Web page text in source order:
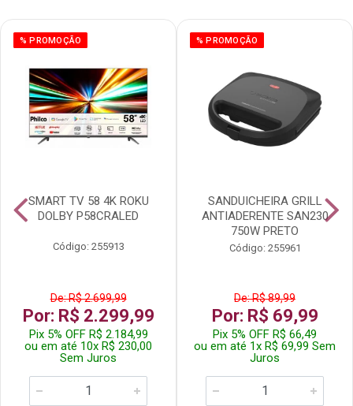
% PROMOÇÃO
SMART TV 58 4K ROKU
DOLBY P58CRALED
Código: 255913
De: R$ 2.699,99
Por: R$ 2.299,99
Pix 5% OFF R$ 2.184,99
ou em até 10x R$ 230,00
Sem Juros
% PROMOÇÃO
SANDUICHEIRA GRILL
ANTIADERENTE SAN230
750W PRETO
Código: 255961
De: R$ 89,99
Por: R$ 69,99
Pix 5% OFF R$ 66,49
ou em até 1x R$ 69,99 Sem
Juros